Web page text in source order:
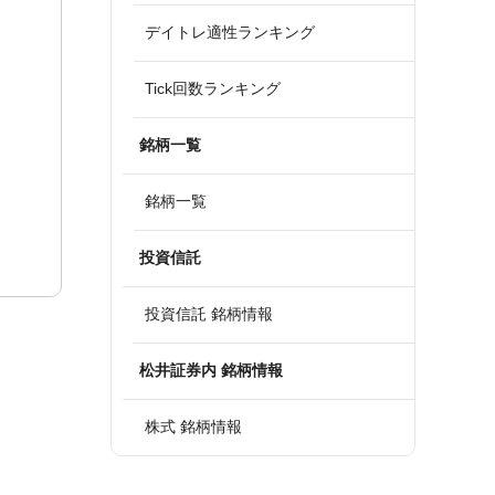
デイトレ適性ランキング
Tick回数ランキング
銘柄一覧
銘柄一覧
投資信託
投資信託 銘柄情報
松井証券内 銘柄情報
株式 銘柄情報